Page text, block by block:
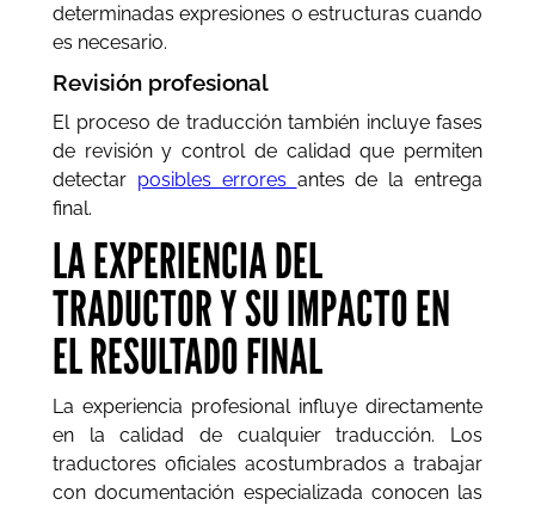
determinadas expresiones o estructuras cuando
es necesario.
Revisión profesional
El proceso de traducción también incluye fases
de revisión y control de calidad que permiten
detectar posibles errores antes de la entrega
final.
LA EXPERIENCIA DEL
TRADUCTOR Y SU IMPACTO EN
EL RESULTADO FINAL
La experiencia profesional influye directamente
en la calidad de cualquier traducción. Los
traductores oficiales acostumbrados a trabajar
con documentación especializada conocen las